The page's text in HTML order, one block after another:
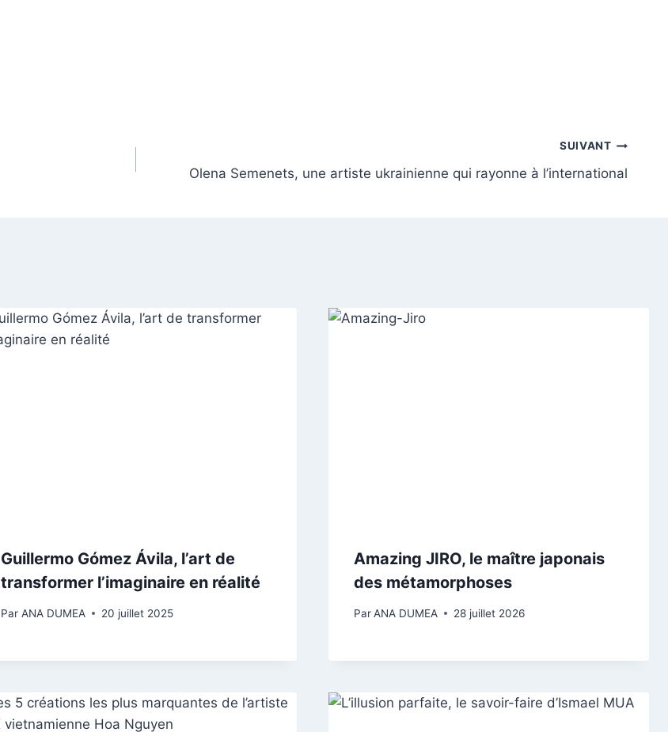
SUIVANT
Olena Semenets, une artiste ukrainienne qui rayonne à l’international
Guillermo Gómez Ávila, l’art de
transformer l’imaginaire en réalité
Par ANA DUMEA 20 juillet 2025
Amazing JIRO, le maître japonais
des métamorphoses
Par ANA DUMEA 28 juillet 2026